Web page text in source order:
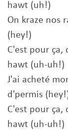
hawt (uh!)
On kraze nos
(hey!)
C'est pour ça,
hawt (uh-uh!)
J'ai acheté
d'permis
C'est pour ça,
hawt (uh-uh!)